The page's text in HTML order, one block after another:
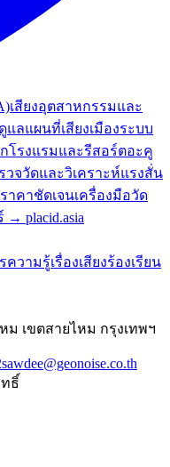
เสียงอุตสาหกรรมและ
แลแผนที่เสียงเมืองระบบ
โรงแรมและรีสอร์ตอะคู
วจวัดและวิเคราะห์แรงสั่น
าคาชัดเจนเครื่องมือวัด
placid.asia
ความรู้เรื่องเสียงร้องเรียน
ม เขตสายไหม กรุงเทพฯ
sawdee@geonoise.co.th
ธิ์